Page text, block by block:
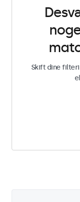
Skift dine